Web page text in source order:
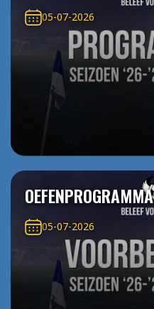
05-07-2026
OEFENPROGRAMMA
05-07-2026